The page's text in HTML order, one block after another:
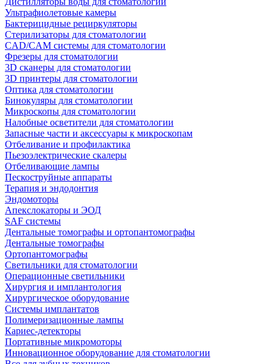
Ультрафиолетовые камеры
Бактерицидные рециркуляторы
Стерилизаторы для стоматологии
CAD/CAM системы для стоматологии
Фрезеры для стоматологии
3D cканеры для стоматологии
3D принтеры для стоматологии
Оптика для стоматологии
Бинокуляры для стоматологии
Микроскопы для стоматологии
Налобные осветители для стоматологии
Запасные части и аксессуары к микроскопам
Отбеливание и профилактика
Пьезоэлектрические скалеры
Отбеливающие лампы
Пескоструйные аппараты
Терапия и эндодонтия
Эндомоторы
Апекслокаторы и ЭОД
SAF системы
Дентальные томографы и ортопантомографы
Дентальные томографы
Ортопантомографы
Светильники для стоматологии
Операционные светильники
Хирургия и имплантология
Хирургическое оборудование
Системы имплантатов
Полимеризационные лампы
Кариес-детекторы
Портативные микромоторы
Инновационное оборудование для стоматологии